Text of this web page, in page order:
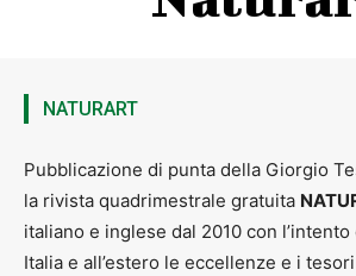
NATURART
Pubblicazione di punta della Giorgio
la rivista quadrimestrale gratuita
italiano e inglese dal 2010 con
Italia e all’estero le eccellenze e i